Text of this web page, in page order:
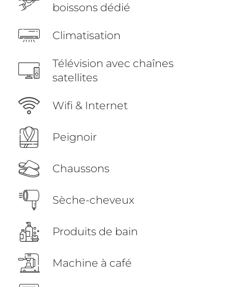
boissons dédié
Climatisation
Télévision avec chaînes
satellites
Wifi & Internet
Peignoir
Chaussons
Sèche-cheveux
Produits de bain
Machine à café